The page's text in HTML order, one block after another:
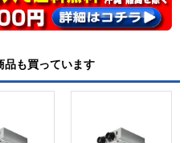
品も買っています